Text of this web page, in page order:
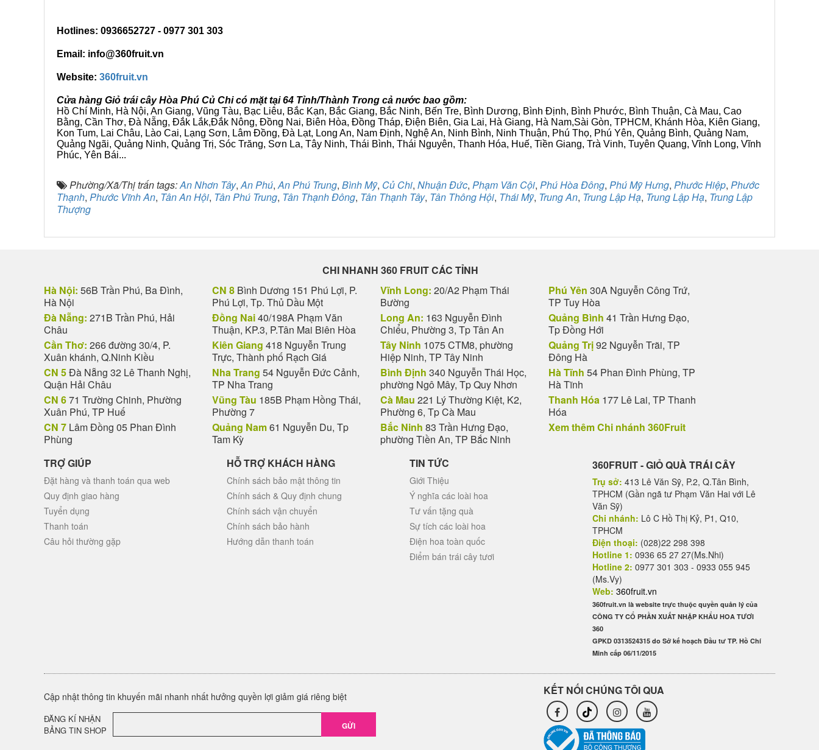
Hotlines: 0936652727 - 0977 301 303
Email: info@360fruit.vn
Website: 360fruit.vn
Cửa hàng Giỏ trái cây Hòa Phú Củ Chi có mặt tại 64 Tỉnh/Thành Trong cả nước bao gồm:
Hồ Chí Minh, Hà Nội, An Giang, Vũng Tàu, Bạc Liêu, Bắc Kạn, Bắc Giang, Bắc Ninh, Bến Tre, Bình Dương, Bình Định, Bình Phước, Bình Thuận, Cà Mau, Cao
Bằng, Cần Thơ, Đà Nẵng, Đắk Lắk,Đắk Nông, Đồng Nai, Biên Hòa, Đồng Tháp, Điện Biên, Gia Lai, Hà Giang, Hà Nam,Sài Gòn, TPHCM, Khánh Hòa, Kiên Giang,
Kon Tum, Lai Châu, Lào Cai, Lạng Sơn, Lâm Đồng, Đà Lạt, Long An, Nam Định, Nghệ An, Ninh Bình, Ninh Thuận, Phú Thọ, Phú Yên, Quảng Bình, Quảng Nam,
Quảng Ngãi, Quảng Ninh, Quảng Trị, Sóc Trăng, Sơn La, Tây Ninh, Thái Bình, Thái Nguyên, Thanh Hóa, Huế, Tiền Giang, Trà Vinh, Tuyên Quang, Vĩnh Long, Vĩnh
Phúc, Yên Bái...
Phường/Xã/Thị trấn tags:An Nhơn Tây,An Phú,An Phú Trung, Bình Mỹ, Củ Chi, Nhuận Đức, Phạm Văn Cội, Phú Hòa Đông, Phú Mỹ Hưng, Phước Hiệp, Phước
Thạnh, Phước Vĩnh An, Tân An Hội, Tân Phú Trung, Tân Thạnh Đông, Tân Thạnh Tây, Tân Thông Hội, Thái Mỹ, Trung An, Trung Lập Hạ, Trung Lập Hạ, Trung Lập
Thượng
CHI NHANH 360 FRUIT CÁC TỈNH
Hà Nội: 56B Trần Phú, Ba Đình,
Hà Nội
Đà Nẵng: 271B Trần Phú, Hải
Châu
Cần Thơ: 266 đường 30/4, P.
Xuân khánh, Q.Ninh Kiều
CN 5Đà Nẵng 32 Lê Thanh Nghị,
Quận Hải Châu
CN 671 Trường Chinh, Phường
Xuân Phú, TP Huế
CN 7 Lâm Đồng 05 Phan Đình
Phùng
CN 8 Bình Dương 151 Phú Lợi, P.
Phú Lợi, Tp. Thủ Dầu Một
Đồng Nai40/198A Phạm Văn
Thuận, KP.3, P.Tân Mai Biên Hòa
Kiên Giang 418 Nguyễn Trung
Trực, Thành phố Rạch Giá
Nha Trang 54 Nguyễn Đức Cảnh,
TP Nha Trang
Vũng Tàu 185B Phạm Hồng Thái,
Phường 7
Quảng Nam61 Nguyễn Du, Tp
Tam Kỳ
Vĩnh Long: 20/A2 Phạm Thái
Bường
Long An: 163 Nguyễn Đình
Chiểu, Phường 3, Tp Tân An
Tây Ninh 1075 CTM8, phường
Hiệp Ninh, TP Tây Ninh
Bình Định 340 Nguyễn Thái Học,
phường Ngô Mây, Tp Quy Nhơn
Cà Mau 221 Lý Thường Kiệt, K2,
Phường 6, Tp Cà Mau
Bắc Ninh 83 Trần Hưng Đạo,
phường Tiền An, TP Bắc Ninh
Phú Yên 30A Nguyễn Công Trứ,
TP Tuy Hòa
Quảng Bình 41 Trần Hưng Đạo,
Tp Đồng Hới
Quảng Trị92 Nguyễn Trãi, TP
Đông Hà
Hà Tĩnh 54 Phan Đình Phùng, TP
Hà Tĩnh
Thanh Hóa 177 Lê Lai, TP Thanh
Hóa
Xem thêm Chi nhánh 360Fruit
TRỢ GIÚP
Đặt hàng và thanh toán qua web
Quy định giao hàng
Tuyển dụng
Thanh toán
Câu hỏi thường gặp
HỖ TRỢ KHÁCH HÀNG
Chính sách bảo mật thông tin
Chính sách & Quy định chung
Chính sách vận chuyển
Chính sách bảo hành
Hướng dẫn thanh toán
TIN TỨC
Giới Thiệu
Ý nghĩa các loài hoa
Tư vấn tặng quà
Sự tích các loài hoa
Điện hoa toàn quốc
Điểm bán trái cây tươi
360FRUIT - GIỎ QUÀ TRÁI CÂY
Trụ sở: 413 Lê Văn Sỹ, P.2, Q.Tân Bình,
TPHCM (Gần ngã tư Phạm Văn Hai với Lê
Văn Sỹ)
Chi nhánh: Lô C Hồ Thị Kỷ, P1, Q10,
TPHCM
Điện thoại: (028)22 298 398
Hotline 1: 0936 65 27 27(Ms.Nhi)
Hotline 2: 0977 301 303 - 0933 055 945
(Ms.Vy)
Web: 360fruit.vn
360fruit.vn là website trực thuộc quyền quản lý của
CÔNG TY CỔ PHẦN XUẤT NHẬP KHẨU HOA TƯƠI
360
GPKD 0313524315 do Sở kế hoạch Đầu tư TP. Hồ Chí
Minh cấp 06/11/2015
Cập nhật thông tin khuyến mãi nhanh nhất hưởng quyền lợi giảm giá riêng biệt
ĐĂNG KÍ NHẬN
BẢNG TIN SHOP
GỬI
KẾT NỐI CHÚNG TÔI QUA